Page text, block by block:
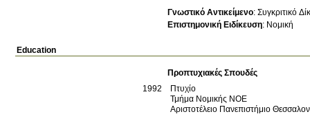
Γνωστικό Αντικείμενο: Συγκριτικό
Επιστημονική Ειδίκευση: Νομική
Education
Προπτυχιακές Σπουδές
1992
Πτυχίο
Τμήμα Νομικής ΝΟΕ
Αριστοτέλειο Πανεπιστήμιο